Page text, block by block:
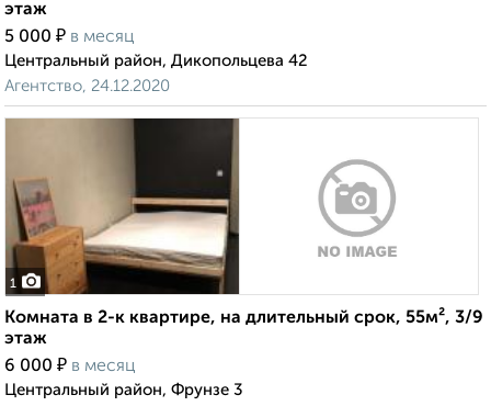
этаж
5 000 ₽ в месяц
Центральный район, Дикопольцева 42
Агентство, 24.12.2020
1
Комната в 2-к квартире, на длительный срок, 55м², 3/9
этаж
6 000 ₽ в месяц
Центральный район, Фрунзе 3